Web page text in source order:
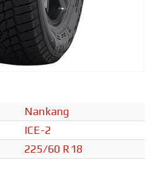
Nankang
ICE-2
225/60 R18